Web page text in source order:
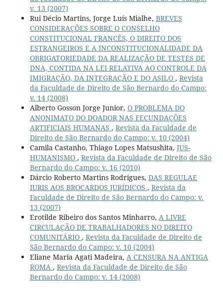
v. 13 (2007)
Rui Décio Martins, Jorge Luís Mialhe, BREVES
CONSIDERAÇÕES SOBRE O CONSELHO
CONSTITUCIONAL FRANCÊS, O DIREITO DOS
ESTRANGEIROS E A INCONSTITUCIONALIDADE DA
OBRIGATORIEDADE DA REALIZAÇÃO DE TESTES DE
DNA, CONTIDA NA LEI RELATIVA AO CONTROLE DA
IMIGRAÇÃO, DA INTEGRAÇÃO E DO ASILO , Revista
da Faculdade de Direito de São Bernardo do Campo:
v. 14 (2008)
Alberto Gosson Jorge Junior, O PROBLEMA DO
ANONIMATO DO DOADOR NAS FECUNDAÇÕES
ARTIFICIAIS HUMANAS , Revista da Faculdade de
Direito de São Bernardo do Campo: v. 10 (2004)
Camila Castanho, Thiago Lopes Matsushita, JUS-
HUMANISMO , Revista da Faculdade de Direito de São
Bernardo do Campo: v. 16 (2010)
Dárcio Roberto Martins Rodrigues, DAS REGULAE
IURIS AOS BROCARDOS JURÍDICOS , Revista da
Faculdade de Direito de São Bernardo do Campo: v.
13 (2007)
Erotilde Ribeiro dos Santos Minharro, A LIVRE
CIRCULAÇÃO DE TRABALHADORES NO DIREITO
COMUNITÁRIO , Revista da Faculdade de Direito de
São Bernardo do Campo: v. 10 (2004)
Eliane Maria Agati Madeira, A CENSURA NA ANTIGA
ROMA , Revista da Faculdade de Direito de São
Bernardo do Campo: v. 14 (2008)